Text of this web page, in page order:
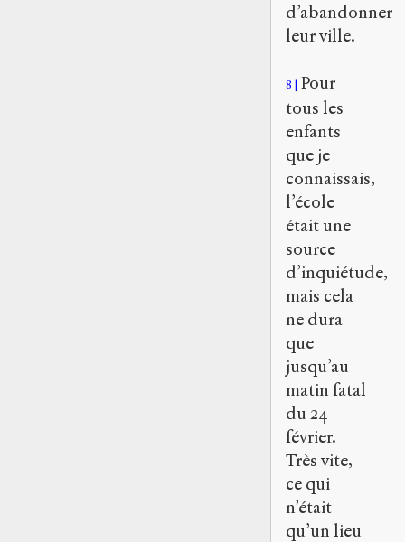
d’abandonner
leur ville.
8
Pour
tous les
enfants
que je
connaissais,
l’école
était une
source
d’inquiétude,
mais cela
ne dura
que
jusqu’au
matin fatal
du 24
février.
Très vite,
ce qui
n’était
qu’un lieu